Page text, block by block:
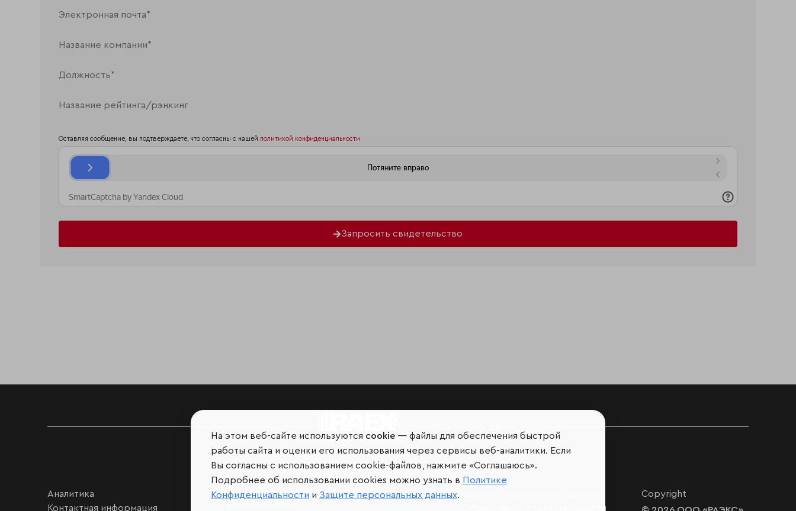
Оставляя сообщение, вы подтверждаете, что согласны с нашей политикой конфиденциальности
Запросить свидетельство
Аналитика
Контактная информация
Мы в социальных сетях и
Ограничение ответственности
Copyright
На этом веб-сайте используются cookie — файлы для обеспечения быстрой
работы сайта и оценки его использования через сервисы веб-аналитики. Если
Вы согласны с использованием cookie-файлов, нажмите «Соглашаюсь».
Подробнее об использовании cookies можно узнать в Политике
Конфиденциальности и Защите персональных данных.